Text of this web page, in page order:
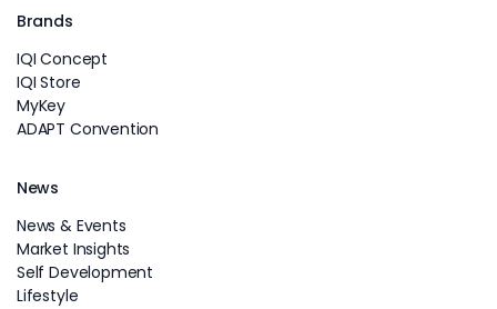
Brands
IQI Concept
IQI Store
MyKey
ADAPT Convention
News
News & Events
Market Insights
Self Development
Lifestyle